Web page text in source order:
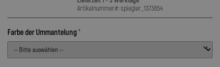
Artikelnummer#: spiegler_1373654
Farbe der Ummantelung